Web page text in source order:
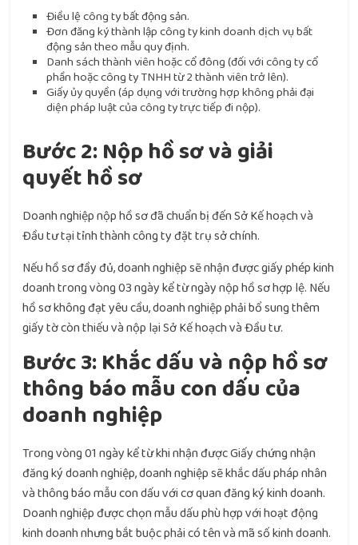
Điều lệ công ty bất động sản.
Đơn đăng ký thành lập công ty kinh doanh dịch vụ bất
động sản theo mẫu quy định.
Danh sách thành viên hoặc cổ đông (đối với công ty cổ
phần hoặc công ty TNHH từ 2 thành viên trở lên).
Giấy ủy quyền (áp dụng với trường hợp không phải đại
diện pháp luật của công ty trực tiếp đi nộp).
Bước 2: Nộp hồ sơ và giải
quyết hồ sơ
Doanh nghiệp nộp hồ sơ đã chuẩn bị đến Sở Kế hoạch và
Đầu tư tại tỉnh thành công ty đặt trụ sở chính.
Nếu hồ sơ đầy đủ, doanh nghiệp sẽ nhận được giấy phép kinh
doanh trong vòng 03 ngày kể từ ngày nộp hồ sơ hợp lệ. Nếu
hồ sơ không đạt yêu cầu, doanh nghiệp phải bổ sung thêm
giấy tờ còn thiếu và nộp lại Sở Kế hoạch và Đầu tư.
Bước 3: Khắc dấu và nộp hồ sơ
thông báo mẫu con dấu của
doanh nghiệp
Trong vòng 01 ngày kể từ khi nhận được Giấy chứng nhận
đăng ký doanh nghiệp, doanh nghiệp sẽ khắc dấu pháp nhân
và thông báo mẫu con dấu với cơ quan đăng ký kinh doanh.
Doanh nghiệp được chọn mẫu dấu phù hợp với hoạt động
kinh doanh nhưng bắt buộc phải có tên và mã số kinh doanh.